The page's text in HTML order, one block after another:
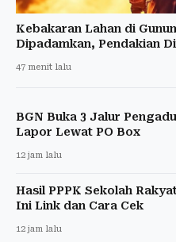
Kebakaran Lahan di
Dipadamkan, Pendakian
47 menit lalu
BGN Buka 3 Jalur
Lapor Lewat PO Box
12 jam lalu
Hasil PPPK Sekolah
Ini Link dan Cara Cek
12 jam lalu